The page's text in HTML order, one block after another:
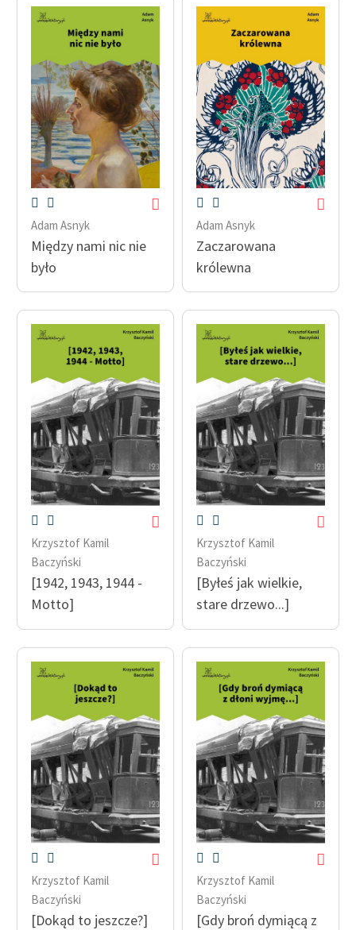
Adam Asnyk
Między nami nic nie
było
Adam Asnyk
Zaczarowana
królewna
Krzysztof Kamil
Baczyński
[1942, 1943, 1944 -
Motto]
Krzysztof Kamil
Baczyński
[Byłeś jak wielkie,
stare drzewo...]
Krzysztof Kamil
Baczyński
[Dokąd to jeszcze?]
Krzysztof Kamil
Baczyński
[Gdy broń dymiącą z